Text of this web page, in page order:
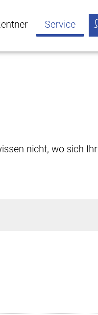
Service
nicht, wo sich